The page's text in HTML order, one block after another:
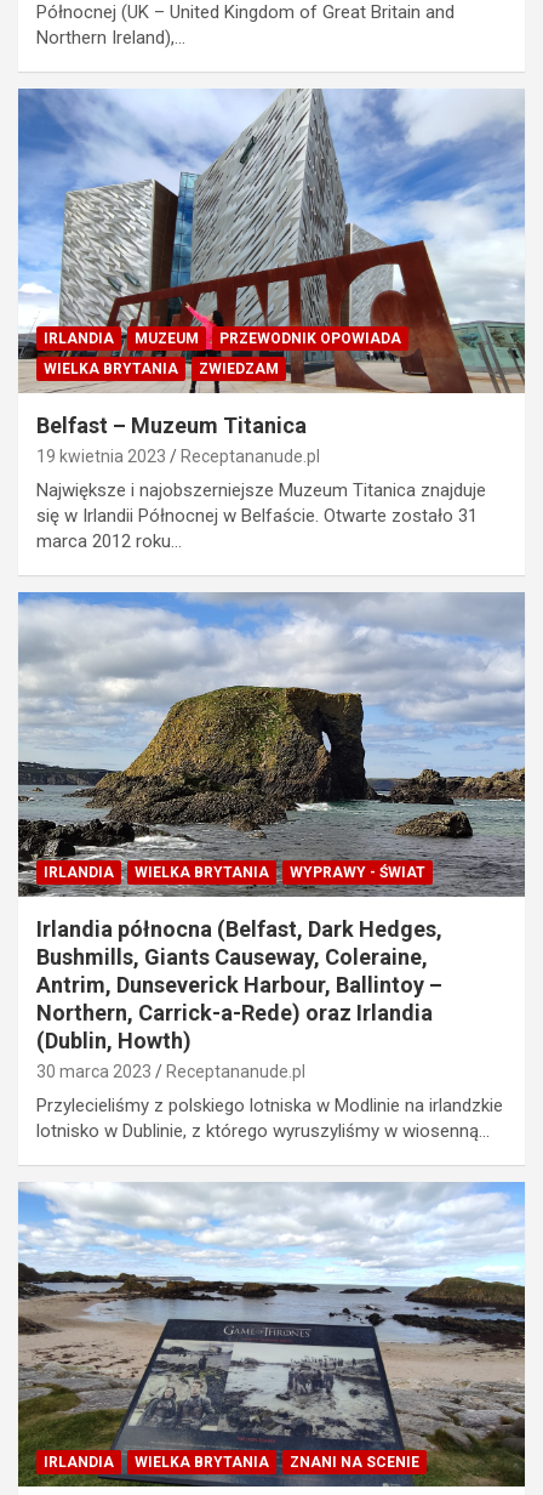
Północnej (UK – United Kingdom of Great Britain and
Northern Ireland),…
IRLANDIA MUZEUM
PRZEWODNIK OPOWIADA
WIELKA BRYTANIA
ZWIEDZAM
Belfast – Muzeum Titanica
19 kwietnia 2023 Receptananude.pl
Największe i najobszerniejsze Muzeum Titanica znajduje
się w Irlandii Północnej w Belfaście. Otwarte zostało 31
marca 2012 roku…
IRLANDIA WIELKA BRYTANIA WYPRAWY - ŚWIAT
Irlandia północna (Belfast, Dark Hedges,
Bushmills, Giants Causeway, Coleraine,
Antrim, Dunseverick Harbour, Ballintoy –
Northern, Carrick-a-Rede) oraz Irlandia
(Dublin, Howth)
30 marca 2023 Receptananude.pl
Przylecieliśmy z polskiego lotniska w Modlinie na irlandzkie
lotnisko w Dublinie, z którego wyruszyliśmy w wiosenną…
IRLANDIA WIELKA BRYTANIA ZNANI NA SCENIE